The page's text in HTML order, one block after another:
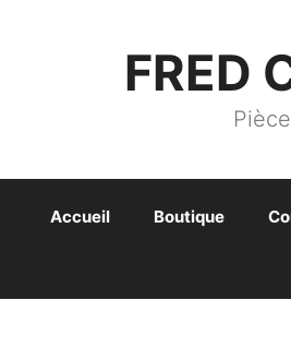
FRED
Accueil Boutique